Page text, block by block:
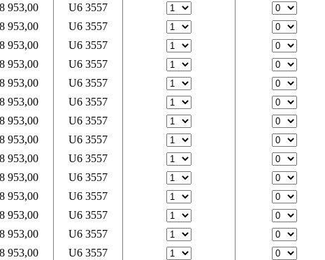
8 953,00 U6 3557
8 953,00 U6 3557
8 953,00 U6 3557
8 953,00 U6 3557
8 953,00 U6 3557
8 953,00 U6 3557
8 953,00 U6 3557
8 953,00 U6 3557
8 953,00 U6 3557
8 953,00 U6 3557
8 953,00 U6 3557
8 953,00 U6 3557
8 953,00 U6 3557
8 953,00 U6 3557